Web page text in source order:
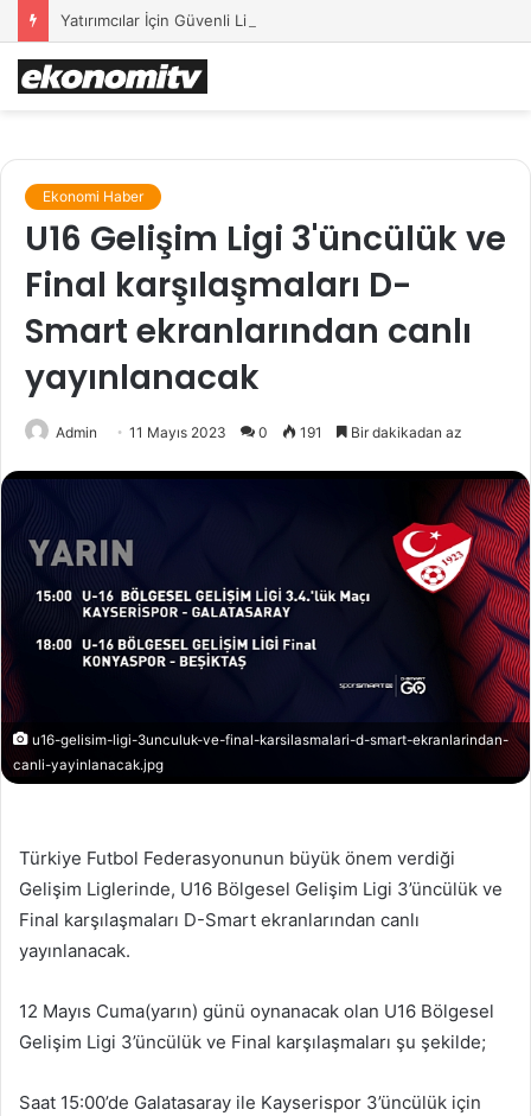
Yatırımcılar İçin Güvenli Liman: Altın Hâlâ İlk Sırada mı?
Ekonomi Haber
U16 Gelişim Ligi 3'üncülük ve
Final karşılaşmaları D-
Smart ekranlarından canlı
yayınlanacak
Admin 11 Mayıs 2023 0 191 Bir dakikadan az
u16-gelisim-ligi-3unculuk-ve-final-karsilasmalari-d-smart-ekranlarindan-
canli-yayinlanacak.jpg
Türkiye Futbol Federasyonunun büyük önem verdiği
Gelişim Liglerinde, U16 Bölgesel Gelişim Ligi 3’üncülük ve
Final karşılaşmaları D-Smart ekranlarından canlı
yayınlanacak.
12 Mayıs Cuma(yarın) günü oynanacak olan U16 Bölgesel
Gelişim Ligi 3’üncülük ve Final karşılaşmaları şu şekilde;
Saat 15:00’de Galatasaray ile Kayserispor 3’üncülük için